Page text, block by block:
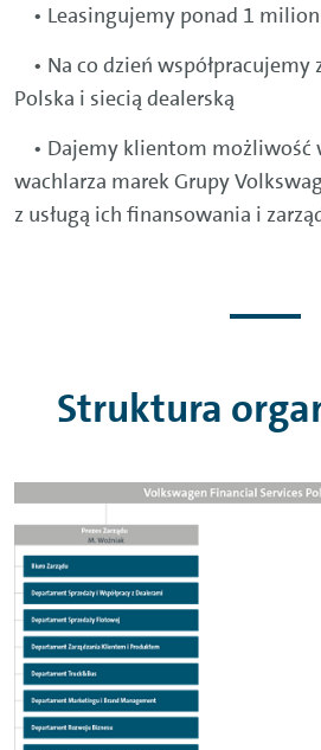
• Leasingujemy ponad 1
• Na co dzień współpracujemy
Polska i siecią dealerską
• Dajemy klientom możliwość
wachlarza marek Grupy
z usługą ich finansowania i
Struktura